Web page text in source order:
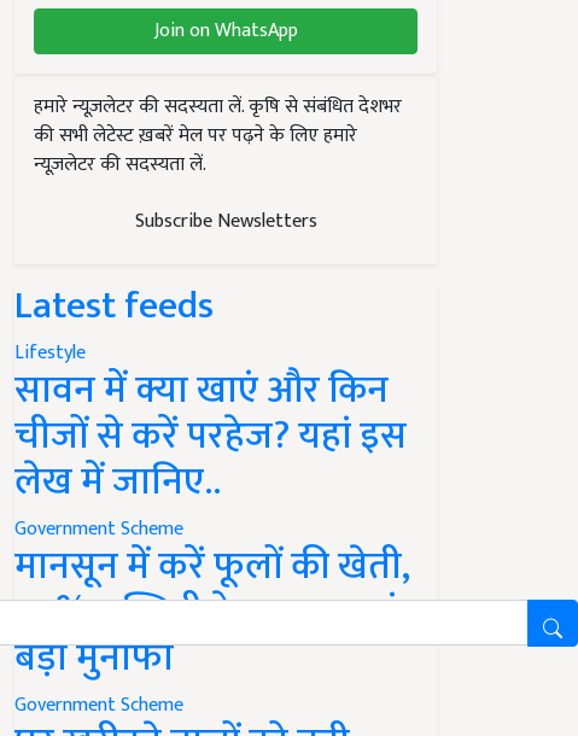
Join on WhatsApp
हमारे न्यूज़लेटर की सदस्यता लें. कृषि से संबंधित देशभर
की सभी लेटेस्ट ख़बरें मेल पर पढ़ने के लिए हमारे
न्यूज़लेटर की सदस्यता लें.
Subscribe Newsletters
Latest feeds
Lifestyle
सावन में क्या खाएं और किन
चीजों से करें परहेज? यहां इस
लेख में जानिए..
Government Scheme
मानसून में करें फूलों की खेती,
50% सब्सिडी के साथ कमाएं
बड़ा मुनाफा
Government Scheme